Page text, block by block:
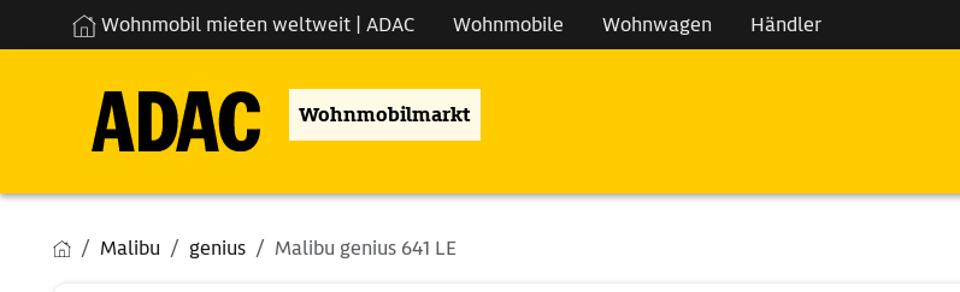
Wohnmobil mieten weltweit | ADAC Wohnmobile Wohnwagen Händler
Wohnmobilmarkt
Malibu genius Malibu genius 641 LE